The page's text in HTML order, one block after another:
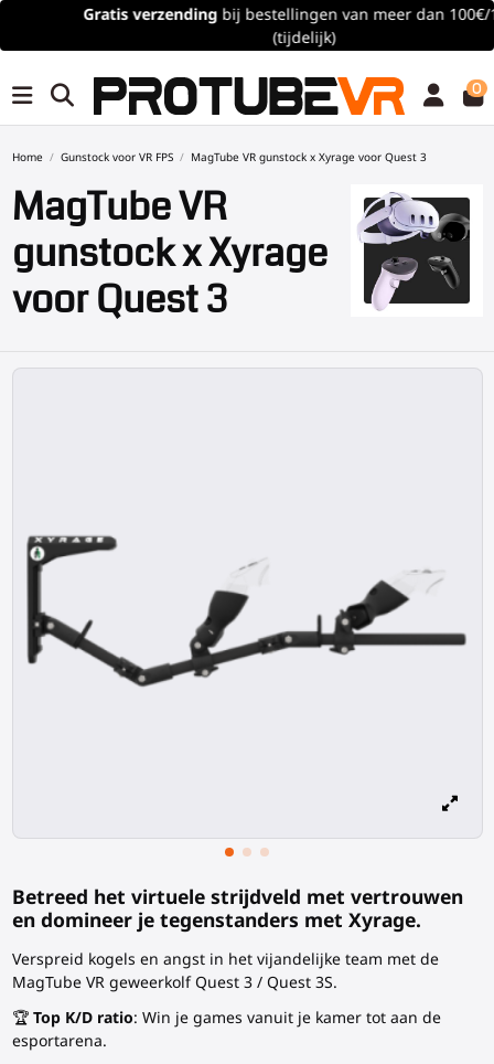
Gratis verzendingbij bestellingen van meer dan 100€/115$
(tijdelijk)
0
Home Gunstock voor VR FPS MagTube VR gunstock x Xyrage voor Quest 3
MagTube VR
gunstock x Xyrage
voor Quest 3
Betreed het virtuele strijdveld met vertrouwen
en domineer je tegenstanders met Xyrage.
Verspreid kogels en angst in het vijandelijke team met de
MagTube VR geweerkolf Quest 3 / Quest 3S.
🏆 Top K/D ratio: Win je games vanuit je kamer tot aan de
esportarena.